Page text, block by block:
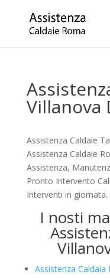
Villanova
Assistenza Caldaie
Assistenza Caldaie
Assistenza,
Pronto Intervento
Interventi in
I nosti
Assistenza Caldaia